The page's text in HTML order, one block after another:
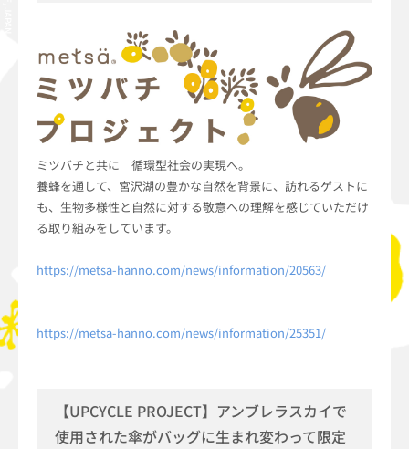
ミツバチと共に 循環型社会の実現へ。
養蜂を通して、宮沢湖の豊かな自然を背景に、訪れるゲストに
も、生物多様性と自然に対する敬意への理解を感じていただけ
る取り組みをしています。
https://metsa-hanno.com/news/information/20563/
https://metsa-hanno.com/news/information/25351/
【UPCYCLE PROJECT】アンブレラスカイで
使用された傘がバッグに生まれ変わって限定